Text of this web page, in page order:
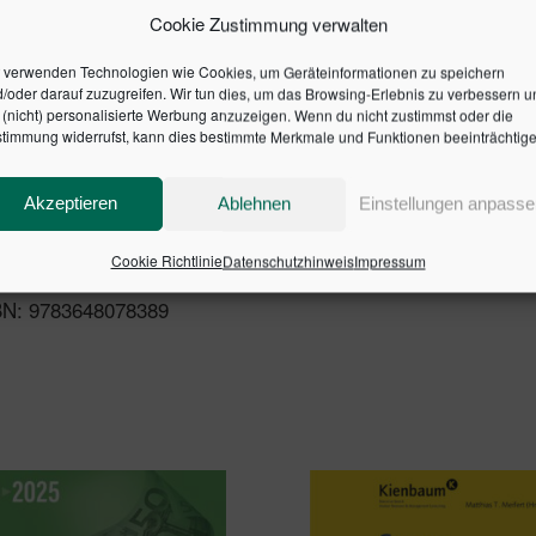
Cookie Zustimmung verwalten
verwenden Technologien wie Cookies, um Geräteinformationen zu speichern
oder darauf zuzugreifen. Wir tun dies, um das Browsing-Erlebnis zu verbessern
personalisierte Werbung anzuzeigen. Wenn du nicht zustimmst oder die
widerrufst, kann dies bestimmte Merkmale und Funktionen
Akzeptieren Ablehnen Einstellungen
Cookie RichtlinieDatenschutzhinweisImpressum
und wie gewaltfreie Kommunikation wirkt
Augenhöhe verhandeln
klären und Konflikte deeskalieren
und konstruktive Gespräche führen
9783648078389